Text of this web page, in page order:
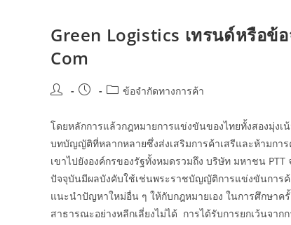
Green Logistics เทรนด์หรือข้
Com
Post
Post
Postข้อจำกัดทางการค้า
โดยหลักการแล้วกฎหมายการแข่งขันของไทยทั้งสองมุ่ง
บทบัญญัติที่หลากหลายซึ่งส่งเสริมการค้าเสรีและห้ามกา
เขาไปยังองค์กรของรัฐทั้งหมดรวมถึง บริษัท มหาชน
ปัจจุบันมีผลบังคับใช้เช่นพระราชบัญญัติการแข่งขันการค้
แนะนำปัญหาใหม่อื่น ๆ ให้กับกฎหมายเอง ในการศึกษา
สาธารณะอย่างหลีกเลี่ยงไม่ได้ การได้รับการยกเว้นจา